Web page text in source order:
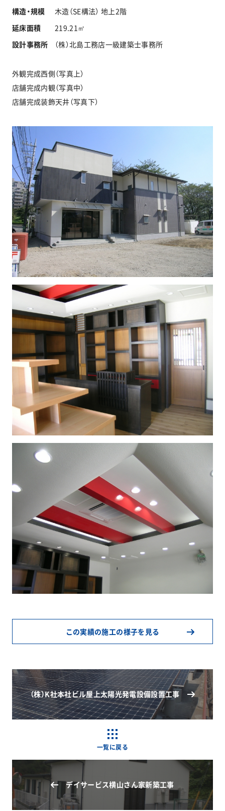
構造・規模
木造（SE構法） 地上2階
延床面積
219.21㎡
設計事務所
（株）北島工務店一級建築士事務所
外観完成西側（写真上）
店舗完成内観（写真中）
店舗完成装飾天井（写真下）
この実績の施工の様子を見る
デイサービス横山さん家新築工事
一覧に戻る
（株）K社本社ビル屋上太陽光発電設備設置工事
ブログ